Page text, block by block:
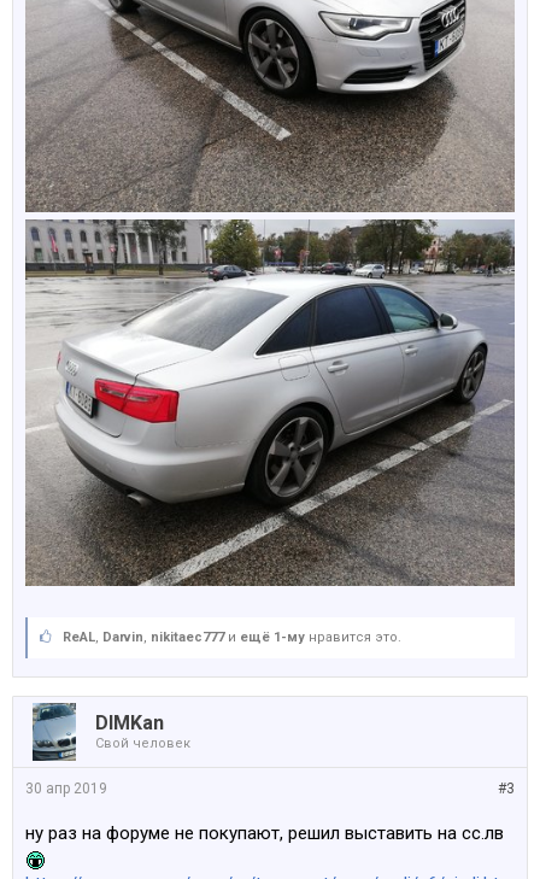
ReAL, Darvin, nikitaec777и ещё 1-му нравится это.
DIMKan
Свой человек
#3
30 апр 2019
ну раз на форуме не покупают, решил выставить на сс.лв